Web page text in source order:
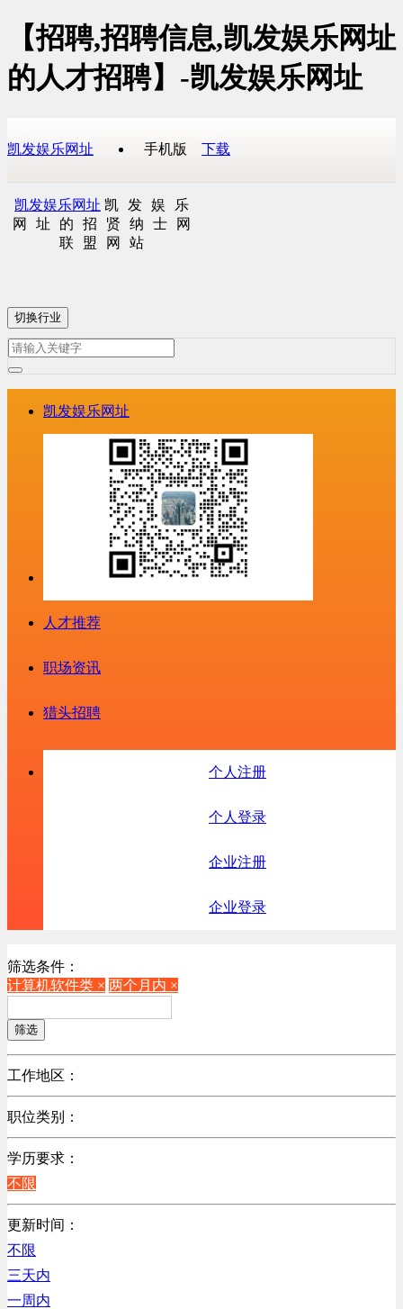
【招聘,招聘信息,凯发娱乐网址
的人才招聘】-凯发娱乐网址
凯发娱乐网址 手机版 下载
凯发娱乐网址 凯发娱乐
网址的招贤纳士网
联盟网站
切换行业
凯发娱乐网址
人才推荐
职场资讯
猎头招聘
个人注册
个人登录
企业注册
企业登录
筛选条件：
计算机软件类 × 两个月内 ×
筛选
工作地区：
不限
职位类别：
不限
机械制造/仪器仪表类
计算机硬件类
销售管理类
计算机软件类
贸易/物流/仓储/采购类
客服及凯发娱乐网址的技术支持类
学历要求：
不限
更新时间：
不限
三天内
一周内